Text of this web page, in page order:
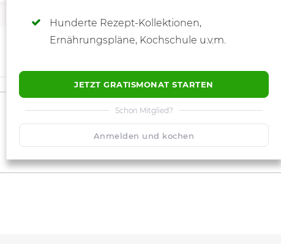
Hunderte Rezept-Kollektionen,
Ernährungspläne, Kochschule u.v.m.
JETZT GRATISMONAT STARTEN
Schon Mitglied?
Anmelden und kochen